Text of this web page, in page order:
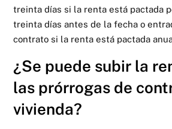
treinta días si la renta está pactada
treinta días antes de la fecha o
contrato si la renta está pactada
¿Se puede subir la
las prórrogas de
vivienda?